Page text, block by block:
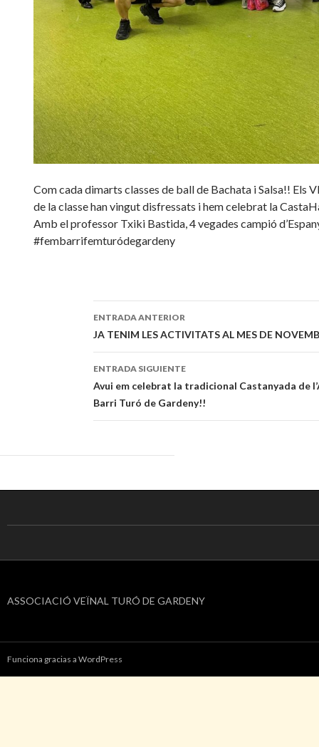
Com cada dimarts classes de ball de Bachata i Salsa!! Els
de la classe han vingut disfressats i hem celebrat la
Amb el professor Txiki Bastida, 4 vegades campió
#fembarrifemturódegardeny
Navegación
de
entradas
ENTRADA ANTERIOR
JA TENIM LES ACTIVITATS AL MES DE
ENTRADA SIGUIENTE
Avui em celebrat la tradicional Castanyada de
Barri Turó de Gardeny!!
ASSOCIACIÓ VEÏNAL TURÓ DE GARDENY
Funciona gracias a WordPress